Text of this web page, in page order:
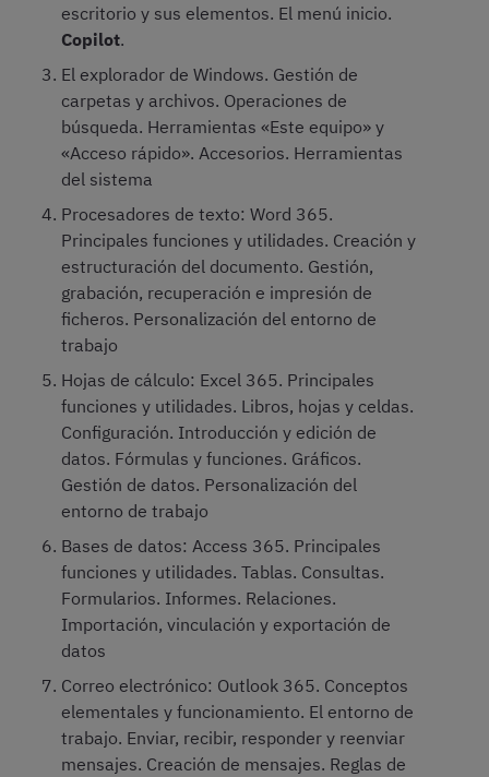
escritorio y sus elementos. El menú inicio.
Copilot.
El explorador de Windows. Gestión de
carpetas y archivos. Operaciones de
búsqueda. Herramientas «Este equipo» y
«Acceso rápido». Accesorios. Herramientas
del sistema
Procesadores de texto: Word 365.
Principales funciones y utilidades. Creación y
estructuración del documento. Gestión,
grabación, recuperación e impresión de
ficheros. Personalización del entorno de
trabajo
Hojas de cálculo: Excel 365. Principales
funciones y utilidades. Libros, hojas y celdas.
Configuración. Introducción y edición de
datos. Fórmulas y funciones. Gráficos.
Gestión de datos. Personalización del
entorno de trabajo
Bases de datos: Access 365. Principales
funciones y utilidades. Tablas. Consultas.
Formularios. Informes. Relaciones.
Importación, vinculación y exportación de
datos
Correo electrónico: Outlook 365. Conceptos
elementales y funcionamiento. El entorno de
trabajo. Enviar, recibir, responder y reenviar
mensajes. Creación de mensajes. Reglas de